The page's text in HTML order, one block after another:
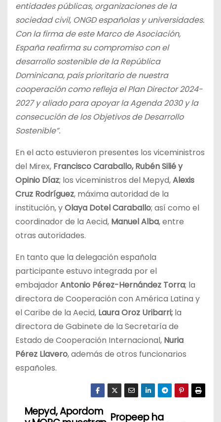
entidades públicas, organizaciones de la
sociedad civil, ONGD españolas y universidades.
Con la firma de este Marco de Asociación,
España reafirma su compromiso con el
desarrollo sostenible de la República
Dominicana, país prioritario de nuestra
cooperación como refleja el Plan Director 2024-
2027 y aliado para apoyar la Agenda 2030 y la
consecución de los Objetivos de Desarrollo
Sostenible”.
En el acto estuvieron presentes los viceministros
del Mirex, Francisco Caraballo, Rubén Silié y
Opinio Díaz; los viceministros del Mepyd,Alexis
Cruz Rodríguez, máxima autoridad de la
institución, yOlaya Dotel Caraballo; así como el
coordinador de la Aecid, Manuel Alba, entre
otras autoridades.
En tanto que la delegación española
participante estuvo integrada por el
embajadorAntonio Pérez-Hernández Torra; la
directora de Cooperación con América Latina y
el Caribe de la Aecid, Laura Oroz Uribarri; la
directora de Gabinete de la Secretaría de
Estado de Cooperación Internacional, Nuria
Pérez Llavero, además de otros funcionarios
españoles.
N
Propeep ha
Mepyd, Apordom